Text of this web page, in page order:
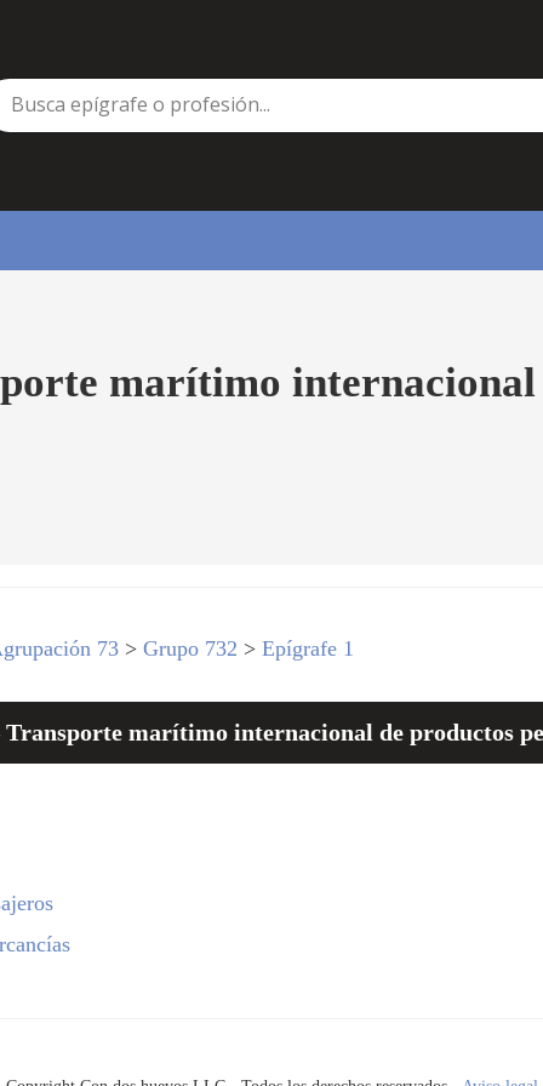
marítimo internacional
73 >Grupo 732 >Epígrafe 1
Transporte marítimo internacional de productos